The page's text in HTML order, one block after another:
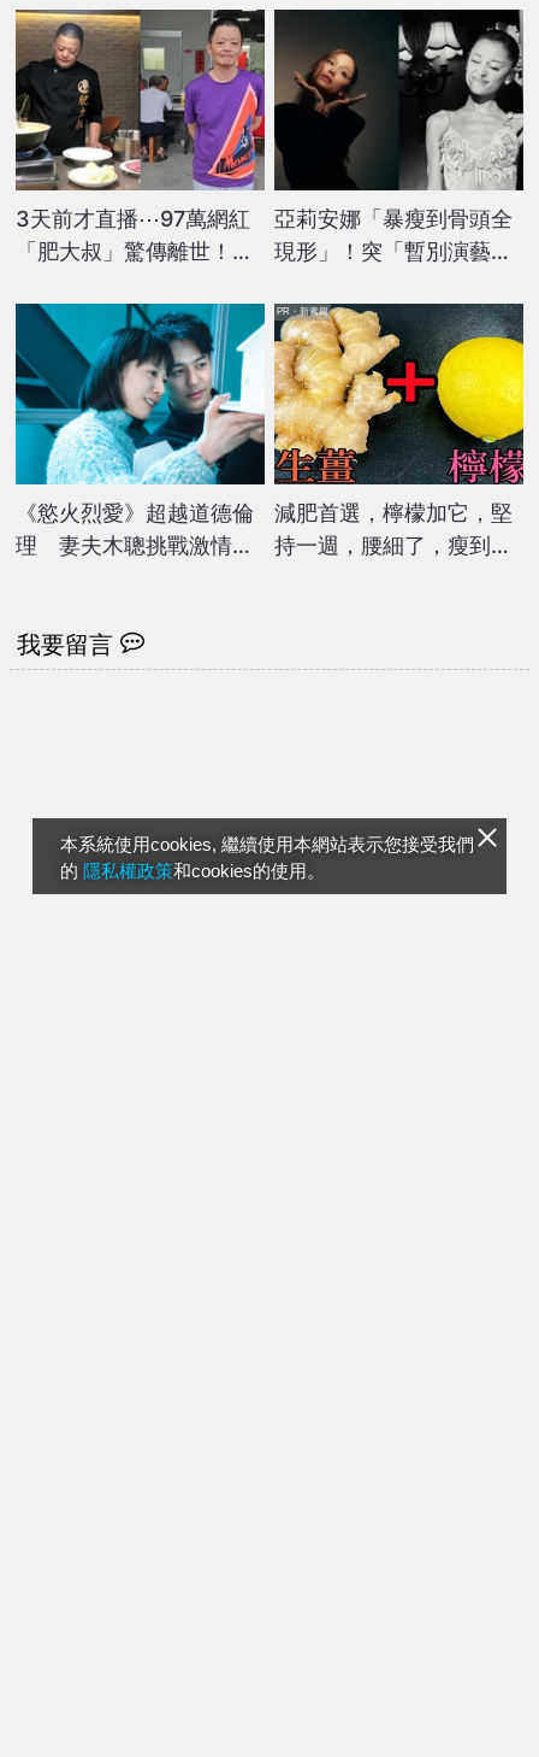
本系統使用cookies, 繼續使用本網站表示您接受我們
的 隱私權政策和cookies的使用。
3天前才直播⋯97萬網紅
「肥大叔」驚傳離世！粉
亞莉安娜「暴瘦到骨頭全
現形」！突「暫別演藝
不好
《慾火烈愛》超越道德倫
理 妻夫木聰挑戰激情床
減肥首選，檸檬加它，堅
持一週，腰細了，瘦到你
PR・新素簡
我要留言